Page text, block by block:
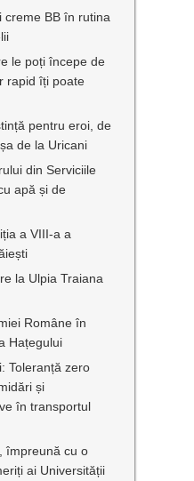
creme BB în rutina
le poți începe de
rapid îți poate
pentru eroi, de
de la Uricani
din Serviciile
apă și de
a VIII-a a
la Ulpia Traiana
Române în
Hațegului
Toleranță zero
și
în transportul
împreună cu o
ai Universității